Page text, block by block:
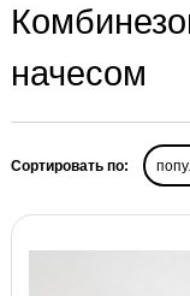
начесом
Сортировать по: